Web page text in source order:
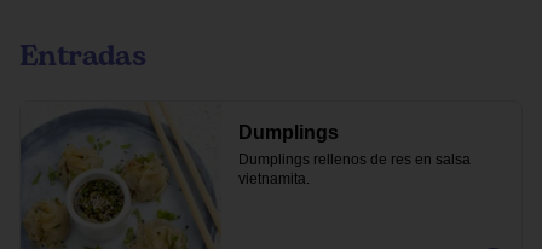
Entradas
Dumplings
Dumplings rellenos de res en salsa
vietnamita.